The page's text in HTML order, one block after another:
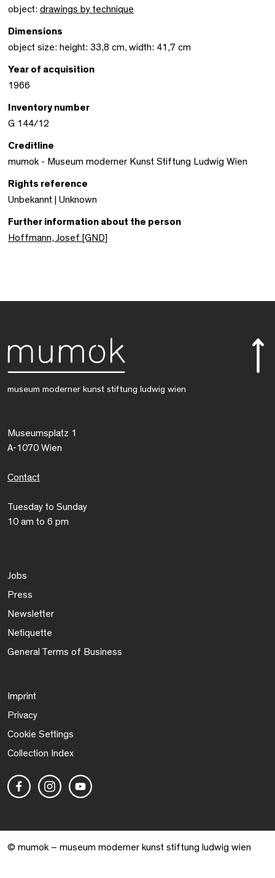
object: drawings by technique
Dimensions
object size: height: 33,8 cm, width: 41,7 cm
Year of acquisition
1966
Inventory number
G 144/12
Creditline
mumok - Museum moderner Kunst Stiftung Ludwig Wien
Rights reference
Unbekannt | Unknown
Further information about the person
Hoffmann, Josef [GND]
museum moderner kunst stiftung ludwig wien
Museumsplatz 1
A-1070 Wien
Contact
Tuesday to Sunday
10 am to 6 pm
Jobs
Press
Newsletter
Netiquette
General Terms of Business
Imprint
Privacy
Cookie Settings
Collection Index
© mumok – museum moderner kunst stiftung ludwig wien